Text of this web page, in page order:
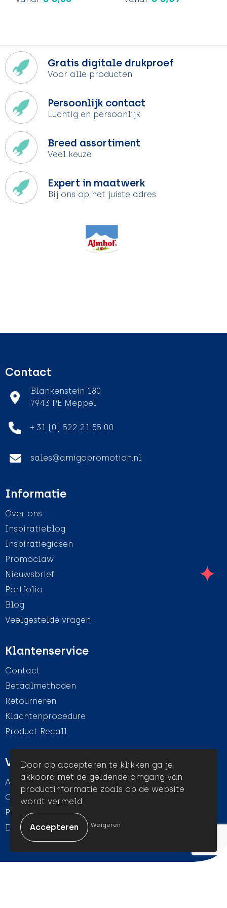
Gratis digitale drukproef
Voor alle producten
Persoonlijk contact
Luchtig en persoonlijk
Breed assortiment
Veel keuze
Expert in maatwerk
Bij ons op het juiste adres
Contact
Blankenstein 180
7943 PE Meppel
+ 31 (0) 522 21 55 00
sales@amigopromotion.nl
Informatie
Over ons
Inspiratieblog
Inspiratiegidsen
Promoclaw
Nieuwsbrief
Portfolio
Blog
Veelgestelde vragen
Klantenservice
Contact
Betaalmethoden
Retourneren
Klachtenprocedure
Product Recall
Veilig winkelen
Algemene voorwaarden
Cookieverklaring
Privacyverklaring
Disclaimer
Door op accepteren te klikken ga je
akkoord met de geldende omgang van
productinformatie zoals op de website
wordt vermeld.
Weigeren